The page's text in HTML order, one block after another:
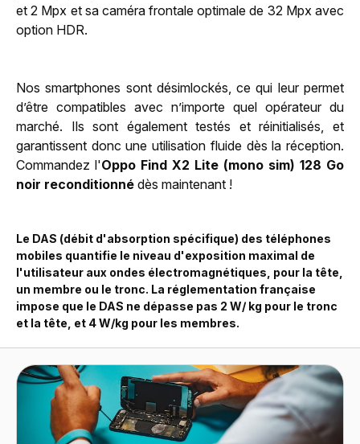
et 2 Mpx et sa caméra frontale optimale de 32 Mpx avec
option HDR.
Nos smartphones sont désimlockés, ce qui leur permet
d’être compatibles avec n’importe quel opérateur du
marché. Ils sont également testés et réinitialisés, et
garantissent donc une utilisation fluide dès la réception.
Commandez l'Oppo Find X2 Lite (mono sim) 128 Go
noir reconditionné dès maintenant !
Le DAS (débit d'absorption spécifique) des téléphones
mobiles quantifie le niveau d'exposition maximal de
l'utilisateur aux ondes électromagnétiques, pour la tête,
un membre ou le tronc. La réglementation française
impose que le DAS ne dépasse pas 2 W/ kg pour le tronc
et la tête, et 4 W/kg pour les membres.